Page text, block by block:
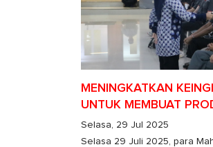
MENINGKATKAN
UNTUK MEMBUAT
BERDASARKAN
Selasa, 29 Jul 2025
Selasa 29 Juli 2025, para